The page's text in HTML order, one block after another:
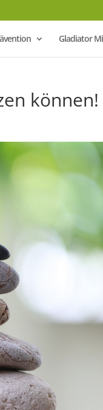
Gladiator
können!